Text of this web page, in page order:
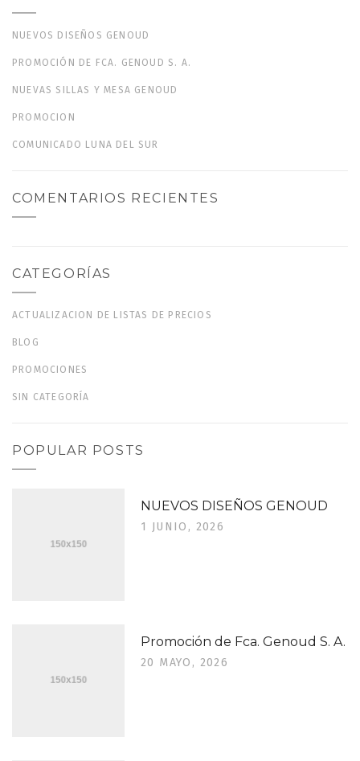
NUEVOS DISEÑOS GENOUD
PROMOCIÓN DE FCA. GENOUD S. A.
NUEVAS SILLAS Y MESA GENOUD
PROMOCION
COMUNICADO LUNA DEL SUR
COMENTARIOS RECIENTES
CATEGORÍAS
ACTUALIZACION DE LISTAS DE PRECIOS
BLOG
PROMOCIONES
SIN CATEGORÍA
POPULAR POSTS
NUEVOS DISEÑOS GENOUD
1 JUNIO, 2026
Promoción de Fca. Genoud S. A.
20 MAYO, 2026